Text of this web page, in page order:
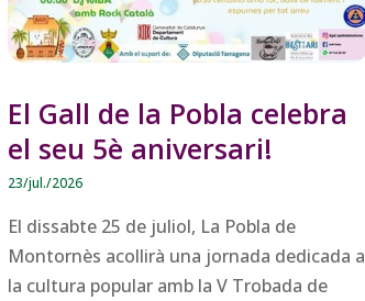
El Gall de la Pobla celebra
el seu 5è aniversari!
23/jul./2026
El dissabte 25 de juliol, La Pobla de
Montornès acollirà una jornada dedicada a
la cultura popular amb la V Trobada de